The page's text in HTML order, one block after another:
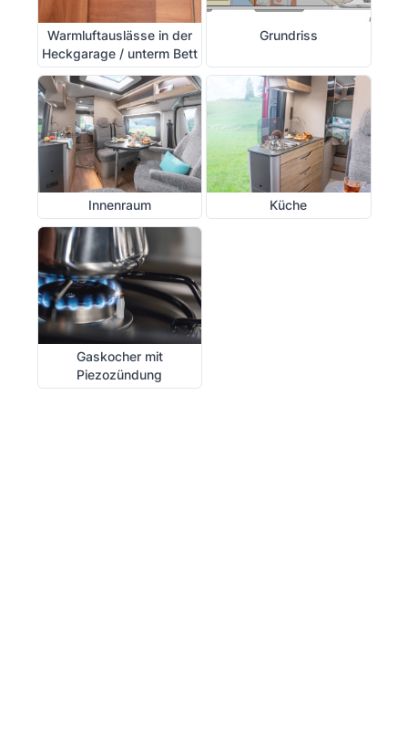
Warmluftauslässe in der
Heckgarage / unterm Bett
Grundriss
Innenraum Küche
Gaskocher mit
Piezozündung